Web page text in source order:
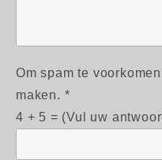
Om spam te
maken. *
4 + 5 = (Vul uw